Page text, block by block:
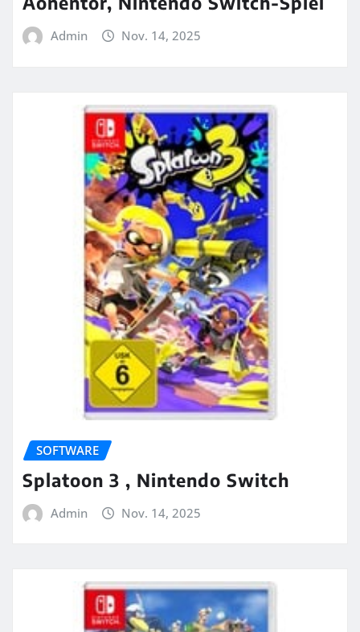
Admin Nov. 14, 2025
SOFTWARE
Splatoon 3 , Nintendo Switch
Admin Nov. 14, 2025